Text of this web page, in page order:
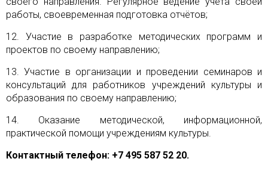
работы, своевременная подготовка отчётов;
12. Участие в разработке методических программ и
проектов по своему направлению;
13. Участие в организации и проведении семинаров и
консультаций для работников учреждений культуры и
образования по своему направлению;
14. Оказание методической, информационной,
практической помощи учреждениям культуры.
Контактный телефон: +7 495 587 52 20.